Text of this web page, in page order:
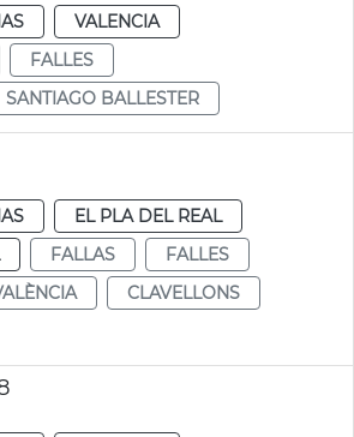
VALENCIA
FALLES
SANTIAGO BALLESTER
EL PLA DEL REAL
FALLAS
FALLES
CLAVELLONS